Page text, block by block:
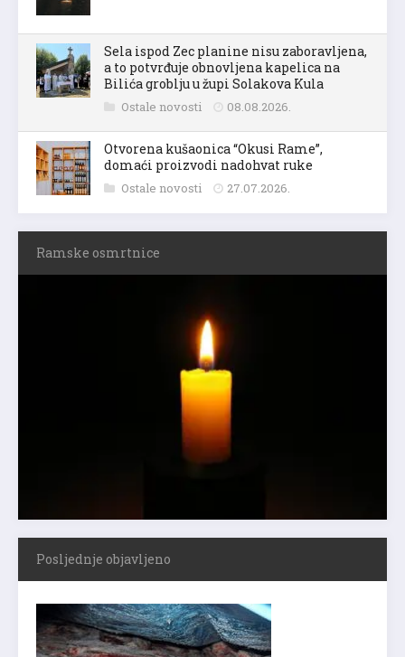
Sela ispod Zec planine nisu zaboravljena,
a to potvrđuje obnovljena kapelica na
Bilića groblju u župi Solakova Kula
Ostale novosti 08.08.2026.
Otvorena kušaonica “Okusi Rame”,
domaći proizvodi nadohvat ruke
Ostale novosti 27.07.2026.
Ramske osmrtnice
Posljednje objavljeno